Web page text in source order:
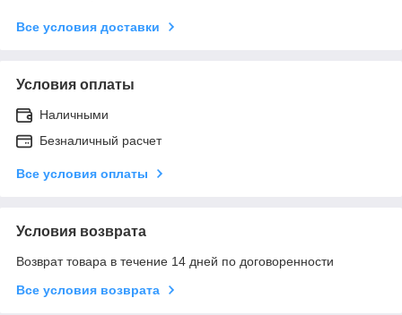
Все условия доставки
Условия оплаты
Наличными
Безналичный расчет
Все условия оплаты
Условия возврата
Возврат товара в течение 14 дней по договоренности
Все условия возврата